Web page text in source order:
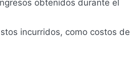
obtenidos durante el
incurridos, como costos de